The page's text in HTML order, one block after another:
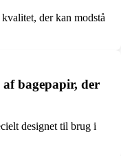
der kan modstå
bagepapir, der
designet til brug i